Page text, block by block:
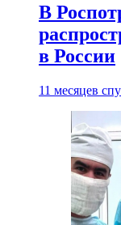
В
в России
11 месяцев